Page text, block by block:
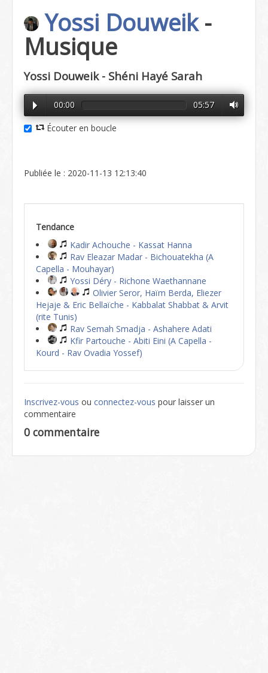
Yossi Douweik-
Musique
Yossi Douweik - Shéni Hayé Sarah
00:00 05:57
Écouter en boucle
Publiée le : 2020-11-13 12:13:40
Tendance
Kadir Achouche - Kassat Hanna
Rav Eleazar Madar - Bichouatekha (A
Capella - Mouhayar)
Yossi Déry - Richone Waethannane
Olivier Seror, Haïm Berda, Eliezer
Hejaje & Eric Bellaïche - Kabbalat Shabbat & Arvit
(rite Tunis)
Rav Semah Smadja - Ashahere Adati
Kfir Partouche - Abiti Eini (A Capella -
Kourd - Rav Ovadia Yossef)
Inscrivez-vous ou connectez-vous pour laisser un
commentaire
0 commentaire